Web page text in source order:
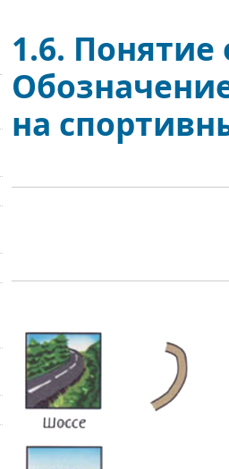
1.6.
на